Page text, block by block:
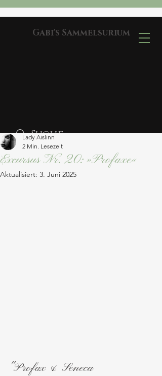
Gabi's Sammelsurium
Excursus Nr. 20: »Profaxe«
Lady Aislinn
2 Min. Lesezeit
Aktualisiert: 3. Juni 2025
"Profax & Seneca